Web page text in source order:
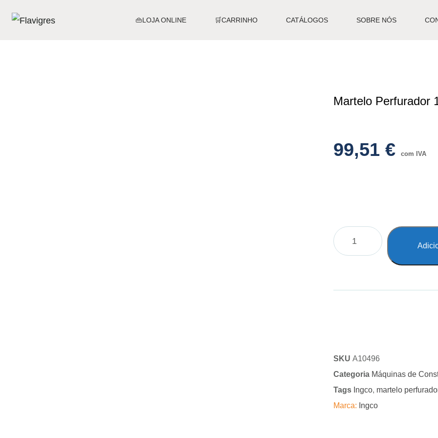
👜LOJA ONLINE 🛒CARRINHO CATÁLOGOS SOBRE NÓS
Martelo Perfurador
99,51 € com IVA
SKU A10496
Categoria Máquinas de
Tags Ingco, martelo
Marca: Ingco